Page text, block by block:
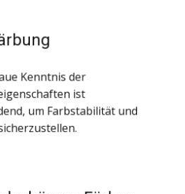
Kenntnis der
ist
um Farbstabilität und